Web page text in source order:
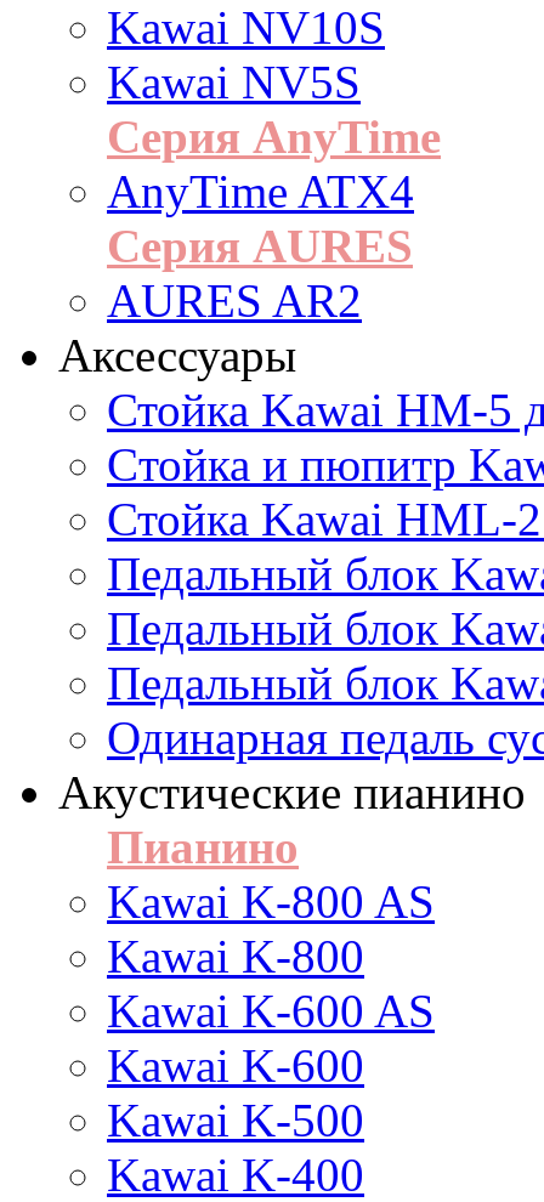
Kawai NV10S
Kawai NV5S
Серия AnyTime
AnyTime ATX4
Серия AURES
AURES AR2
Аксессуары
Стойка Kawai HM-5
Cтойка и пюпитр
Стойка Kawai HML-
Педальный блок
Педальный блок
Педальный блок
Одинарная педаль
Акустические пианино
Пианино
Kawai K-800 AS
Kawai K-800
Kawai K-600 AS
Kawai K-600
Kawai K-500
Kawai K-400